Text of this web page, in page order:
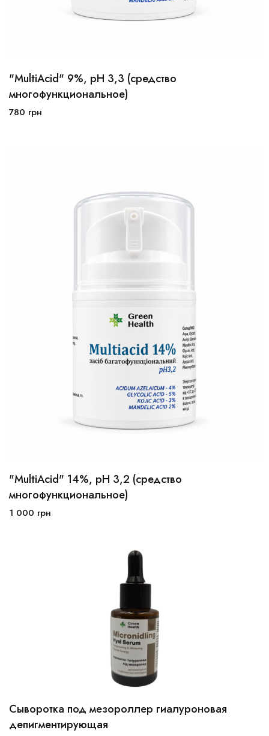
30мл
"MultiAcid" 9%, pH 3,3 (средство
многофункциональное)
780 грн
30мл
"MultiAcid" 14%, pH 3,2 (средство
многофункциональное)
1 000 грн
Сыворотка под мезороллер гиалуроновая
депигментирующая